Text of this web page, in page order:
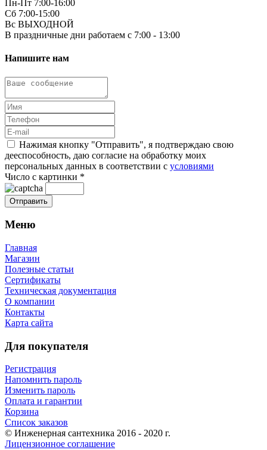
Пн-Пт 7:00-16:00
Сб 7:00-15:00
Вс ВЫХОДНОЙ
В праздничные дни работаем с 7:00 - 13:00
Напишите нам
Нажимая кнопку "Отправить", я подтверждаю свою
дееспособность, даю согласие на обработку моих
персональных данных в соответствии с условиями
Число с картинки *
Меню
Главная
Магазин
Полезные статьи
Сертификаты
Техническая документация
О компании
Контакты
Карта сайта
Для покупателя
Регистрация
Напомнить пароль
Изменить пароль
Оплата и гарантии
Корзина
Список заказов
© Инженерная сантехника 2016 - 2020 г.
Лицензионное соглашение